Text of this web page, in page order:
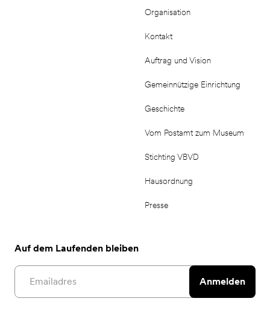
Organisation
Kontakt
Auftrag und Vision
Gemeinnützige Einrichtung
Geschichte
Vom Postamt zum Museum
Stichting VBVD
Hausordnung
Presse
Auf dem Laufenden bleiben
Email address
Anmelden